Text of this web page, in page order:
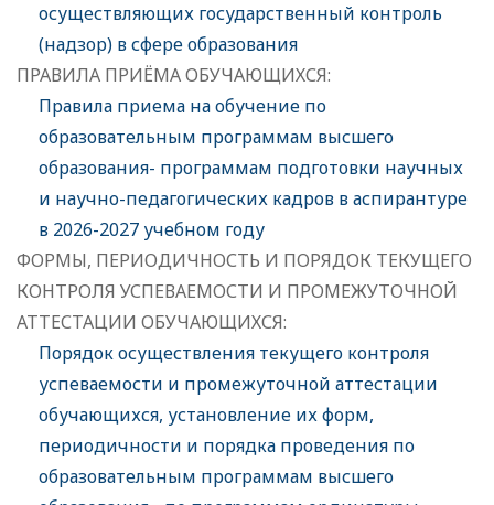
осуществляющих государственный контроль
(надзор) в сфере образования
ПРАВИЛА ПРИЁМА ОБУЧАЮЩИХСЯ:
Правила приема на обучение по
образовательным программам высшего
образования- программам подготовки научных
и научно-педагогических кадров в аспирантуре
в 2026-2027 учебном году
ФОРМЫ, ПЕРИОДИЧНОСТЬ И ПОРЯДОК ТЕКУЩЕГО
КОНТРОЛЯ УСПЕВАЕМОСТИ И ПРОМЕЖУТОЧНОЙ
АТТЕСТАЦИИ ОБУЧАЮЩИХСЯ:
Порядок осуществления текущего контроля
успеваемости и промежуточной аттестации
обучающихся, установление их форм,
периодичности и порядка проведения по
образовательным программам высшего